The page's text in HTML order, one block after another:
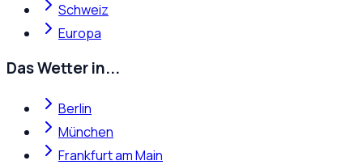
Schweiz
Europa
Das Wetter in...
Berlin
München
Frankfurt am Main